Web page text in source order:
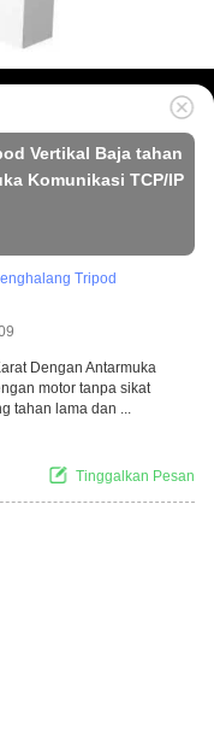
Vertikal Baja tahan
Komunikasi TCP/IP
Tripod
Dengan Antarmuka
motor tanpa sikat
tahan lama dan ...
Tinggalkan Pesan